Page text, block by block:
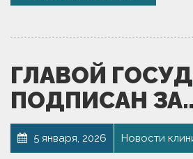
ГЛАВОЙ
ПОДПИСАН
5 января, 2026 Новости